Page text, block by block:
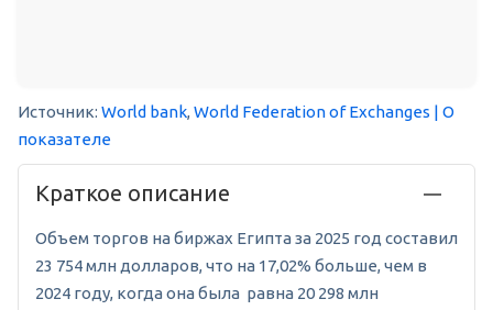
Источник: World bank,World Federation of Exchanges | О
показателе
Краткое описание
Объем торгов на биржах Египта за 2025 год составил
23 754 млн долларов, что на 17,02% больше, чем в
2024 году, когда она была равна 20 298 млн